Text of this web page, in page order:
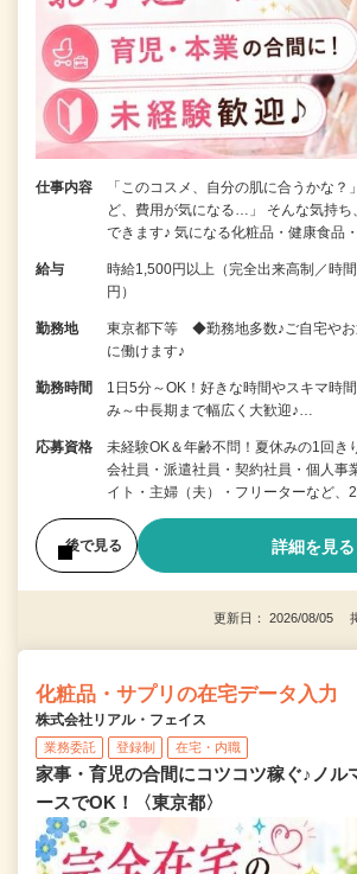
仕事内容
「このコスメ、自分の肌に合うかな？
ど、費用が気になる…」 そんな気持ち
できます♪ 気になる化粧品・健康食品
給与
時給1,500円以上（完全出来高制／時
円）
勤務地
東京都下等 ◆勤務地多数♪ご自宅やお
に働けます♪
勤務時間
1日5分～OK！好きな時間やスキマ時
み～中長期まで幅広く大歓迎♪…
応募資格
未経験OK＆年齢不問！夏休みの1回
会社員・派遣社員・契約社員・個人事
イト・主婦（夫）・フリーターなど、
後で見る 詳細を見る
更新日： 2026/08/05
化粧品・サプリの在宅データ入力
株式会社リアル・フェイス
業務委託 登録制 在宅・内職
家事・育児の合間にコツコツ稼ぐ♪ノル
ースでOK！〈東京都〉